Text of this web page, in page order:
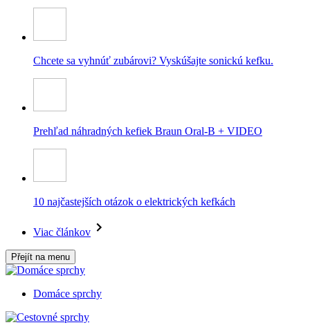
Chcete sa vyhnúť zubárovi? Vyskúšajte sonickú kefku.
Prehľad náhradných kefiek Braun Oral-B + VIDEO
10 najčastejších otázok o elektrických kefkách
Viac článkov
Přejít na menu
Domáce sprchy